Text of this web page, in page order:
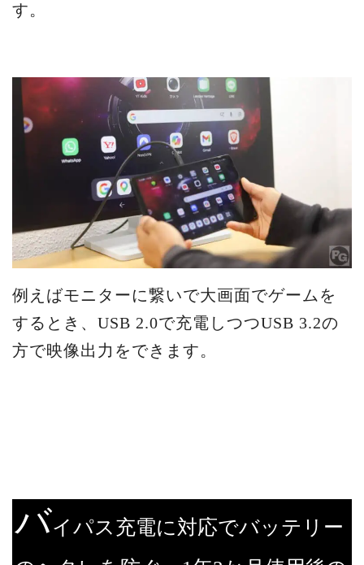
す。
例えばモニターに繋いで大画面でゲームを
するとき、USB 2.0で充電しつつUSB 3.2の
方で映像出力をできます。
バイパス充電に対応でバッテリー